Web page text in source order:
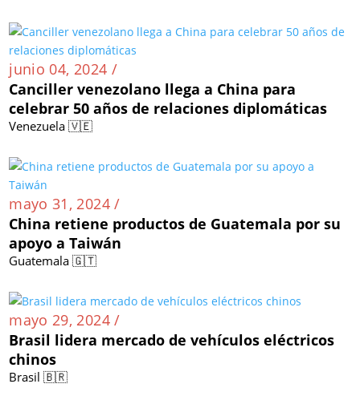
junio 04, 2024 /
Canciller venezolano llega a China para
celebrar 50 años de relaciones diplomáticas
Venezuela 🇻🇪
mayo 31, 2024 /
China retiene productos de Guatemala por su
apoyo a Taiwán
Guatemala 🇬🇹
mayo 29, 2024 /
Brasil lidera mercado de vehículos eléctricos
chinos
Brasil 🇧🇷